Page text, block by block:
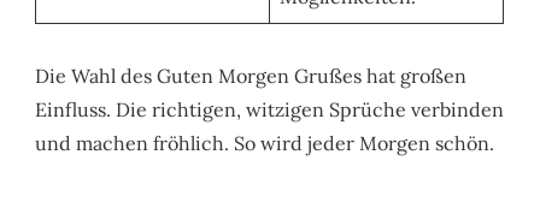
Die Wahl des Guten Morgen Grußes hat großen
Einfluss. Die richtigen, witzigen Sprüche verbinden
und machen fröhlich. So wird jeder Morgen schön.